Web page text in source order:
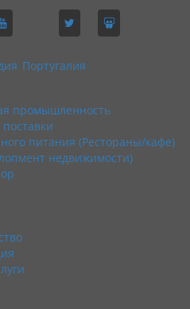
Португалия
промышленность
питания (Рестораны/кафе)
недвижимости)